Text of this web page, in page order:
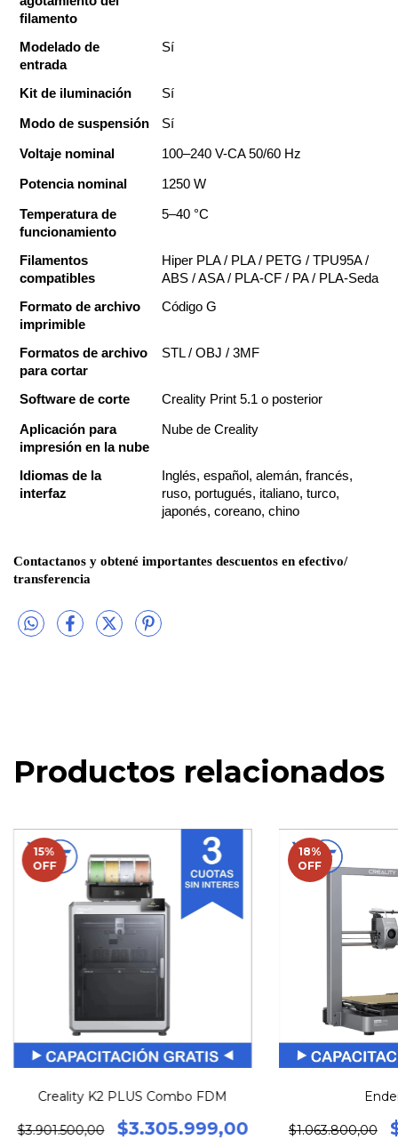
filamento
Modelado de
entrada
Sí
Kit de iluminación Sí
Modo de suspensión Sí
Voltaje nominal 100–240 V-CA 50/60 Hz
Potencia nominal 1250 W
Temperatura de
funcionamiento
5–40 °C
Filamentos
compatibles
Hiper PLA / PLA / PETG / TPU95A /
ABS / ASA / PLA-CF / PA / PLA-Seda
Formato de archivo
imprimible
Código G
Formatos de archivo
para cortar
STL / OBJ / 3MF
Software de corte Creality Print 5.1 o posterior
Aplicación para
impresión en la nube
Nube de Creality
Idiomas de la
interfaz
Inglés, español, alemán, francés,
ruso, portugués, italiano, turco,
japonés, coreano, chino
Contactanos y obtené importantes descuentos en efectivo/
transferencia
Productos relacionados
15%
OFF
Creality K2 PLUS Combo FDM
$3.901.500,00 $3.305.999,00
18%
OFF
$1.063.800,00